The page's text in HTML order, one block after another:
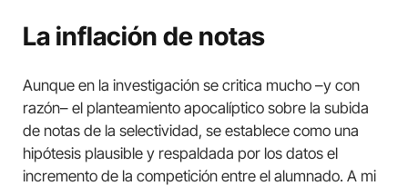
La inflación de notas
Aunque en la investigación se critica mucho –y con
razón– el planteamiento apocalíptico sobre la subida
de notas de la selectividad, se establece como una
hipótesis plausible y respaldada por los datos el
incremento de la competición entre el alumnado. A mi